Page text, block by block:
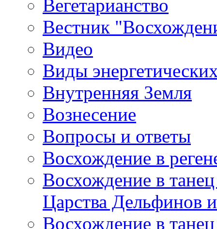
Вегетарианство
Вестник
Видео
Виды
Внутренняя Земля
Вознесение
Вопросы и ответы
Восхождение в
Восхождение в
Царства Дельфинов
Восхождение в